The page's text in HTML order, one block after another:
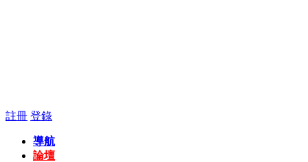
註冊 登錄
導航
論壇